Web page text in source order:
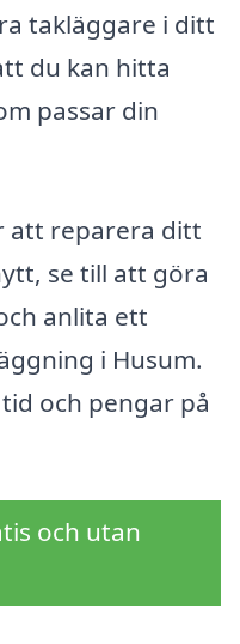
takläggare i ditt
du kan hitta
passar din
att reparera ditt
se till att göra
anlita ett
i Husum.
och pengar på
och utan